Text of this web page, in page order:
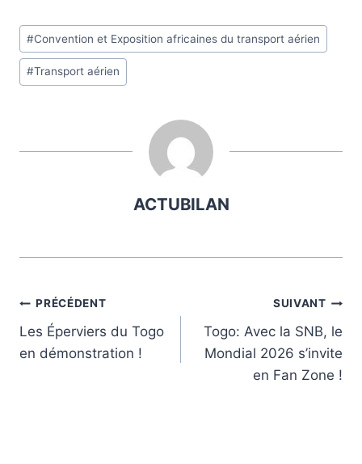
Étiquettes
de
la
#Convention et Exposition africaines du transport aérien
#Transport aérien
ACTUBILAN
Navigation
de
PRÉCÉDENT
Les Éperviers du Togo
en démonstration !
SUIVANT
Togo: Avec la SNB, le
Mondial 2026 s’invite
en Fan Zone !